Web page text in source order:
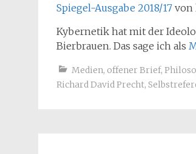
Spiegel-Ausgabe 2018/17 von
Kybernetik hat mit der
Bierbrauen. Das sage ich als
Medien, offener Brief,
Richard David Precht,